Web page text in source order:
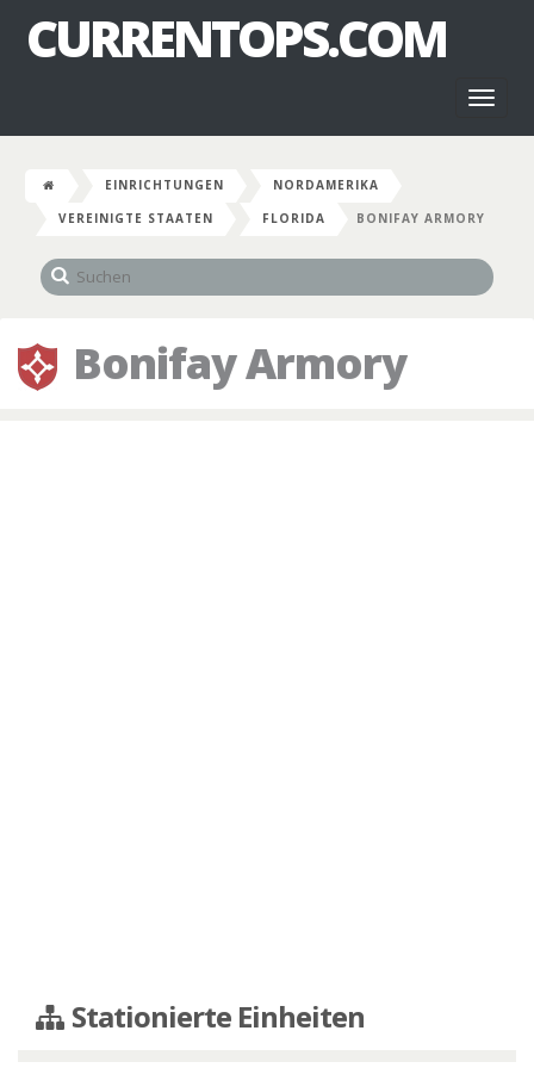
CURRENTOPS.COM
EINRICHTUNGEN
NORDAMERIKA
VEREINIGTE STAATEN
FLORIDA BONIFAY ARMORY
Bonifay Armory
Stationierte Einheiten